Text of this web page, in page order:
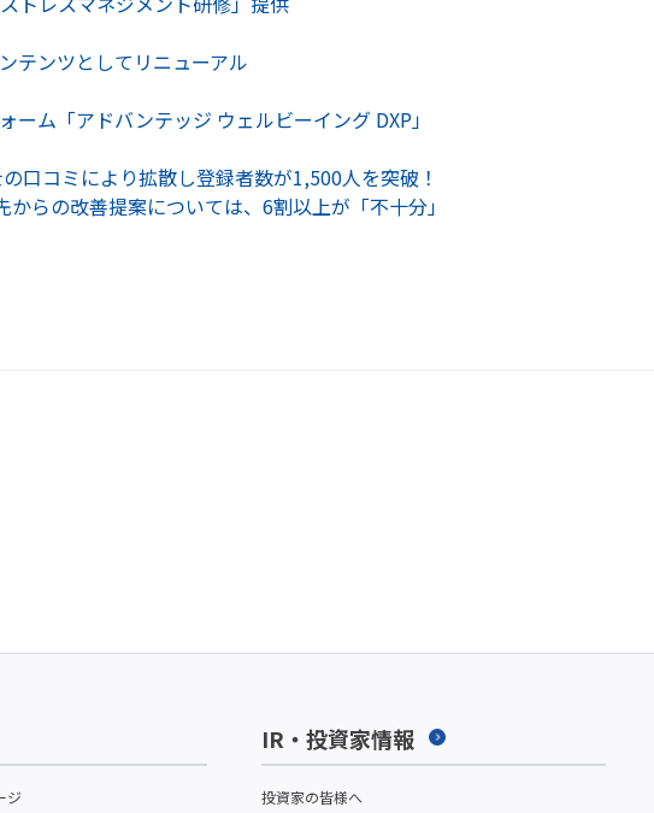
テンツとしてリニューアル
ム「アドバンテッジ ウェルビーイング DXP」
口コミにより拡散し登録者数が1,500人を突破！
らの改善提案については、6割以上が「不十分」
ジ
IR・投資家情報
投資家の皆様へ